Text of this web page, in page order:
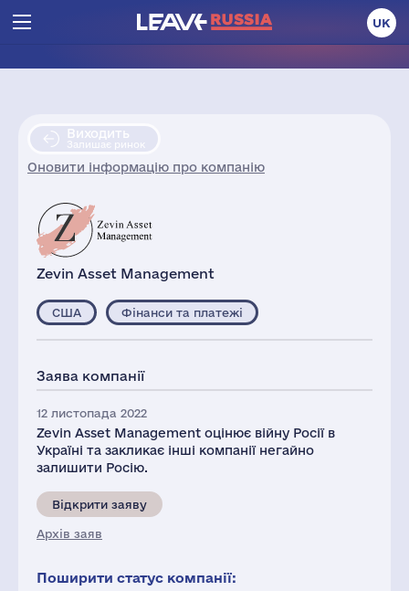
UK
Виходить
Залишає ринок
Оновити інформацію про компанію
Zevin Asset Management
США Фінанси та платежі
Заява компанії
12 листопада 2022
Zevin Asset Management оцінює війну Росії в
Україні та закликає інші компанії негайно
залишити Росію.
Відкрити заяву
Архів заяв
Поширити статус компанії: